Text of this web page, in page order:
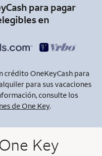
para pagar
en
crédito OneKeyCash para
para sus vacaciones
consulte los
de One Key.
Key